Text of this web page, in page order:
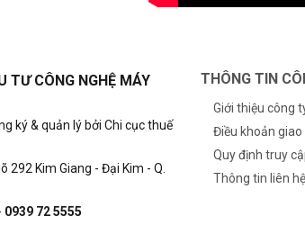
TƯ CÔNG NGHỆ MÁY
ký & quản lý bởi Chi cục thuế
292 Kim Giang - Đại Kim - Q.
0939 72 5555
THÔNG TIN
Giới thiệu công
Điều khoản giao
Quy định truy
Thông tin liên hệ